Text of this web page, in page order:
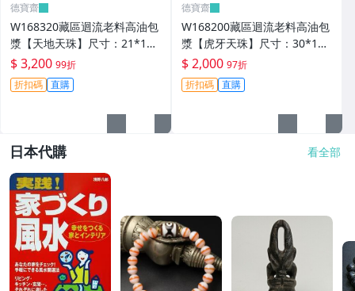
德寶齋
W168320藏區迴流老料高油包
漿【天地天珠】尺寸：21*11
毫米 重量8.3克天圓地方， 天
珠 瑪瑙 文玩【德寶齋】999
$ 3,200 99折
折扣碼 直購
德寶齋
W168200藏區迴流老料高油包
漿【虎牙天珠】尺寸：30*13
毫米 重量8.8克一顆可以改 天
珠 瑪瑙 文玩【德寶齋】497
$ 2,000 97折
折扣碼 直購
日本代購 看全部